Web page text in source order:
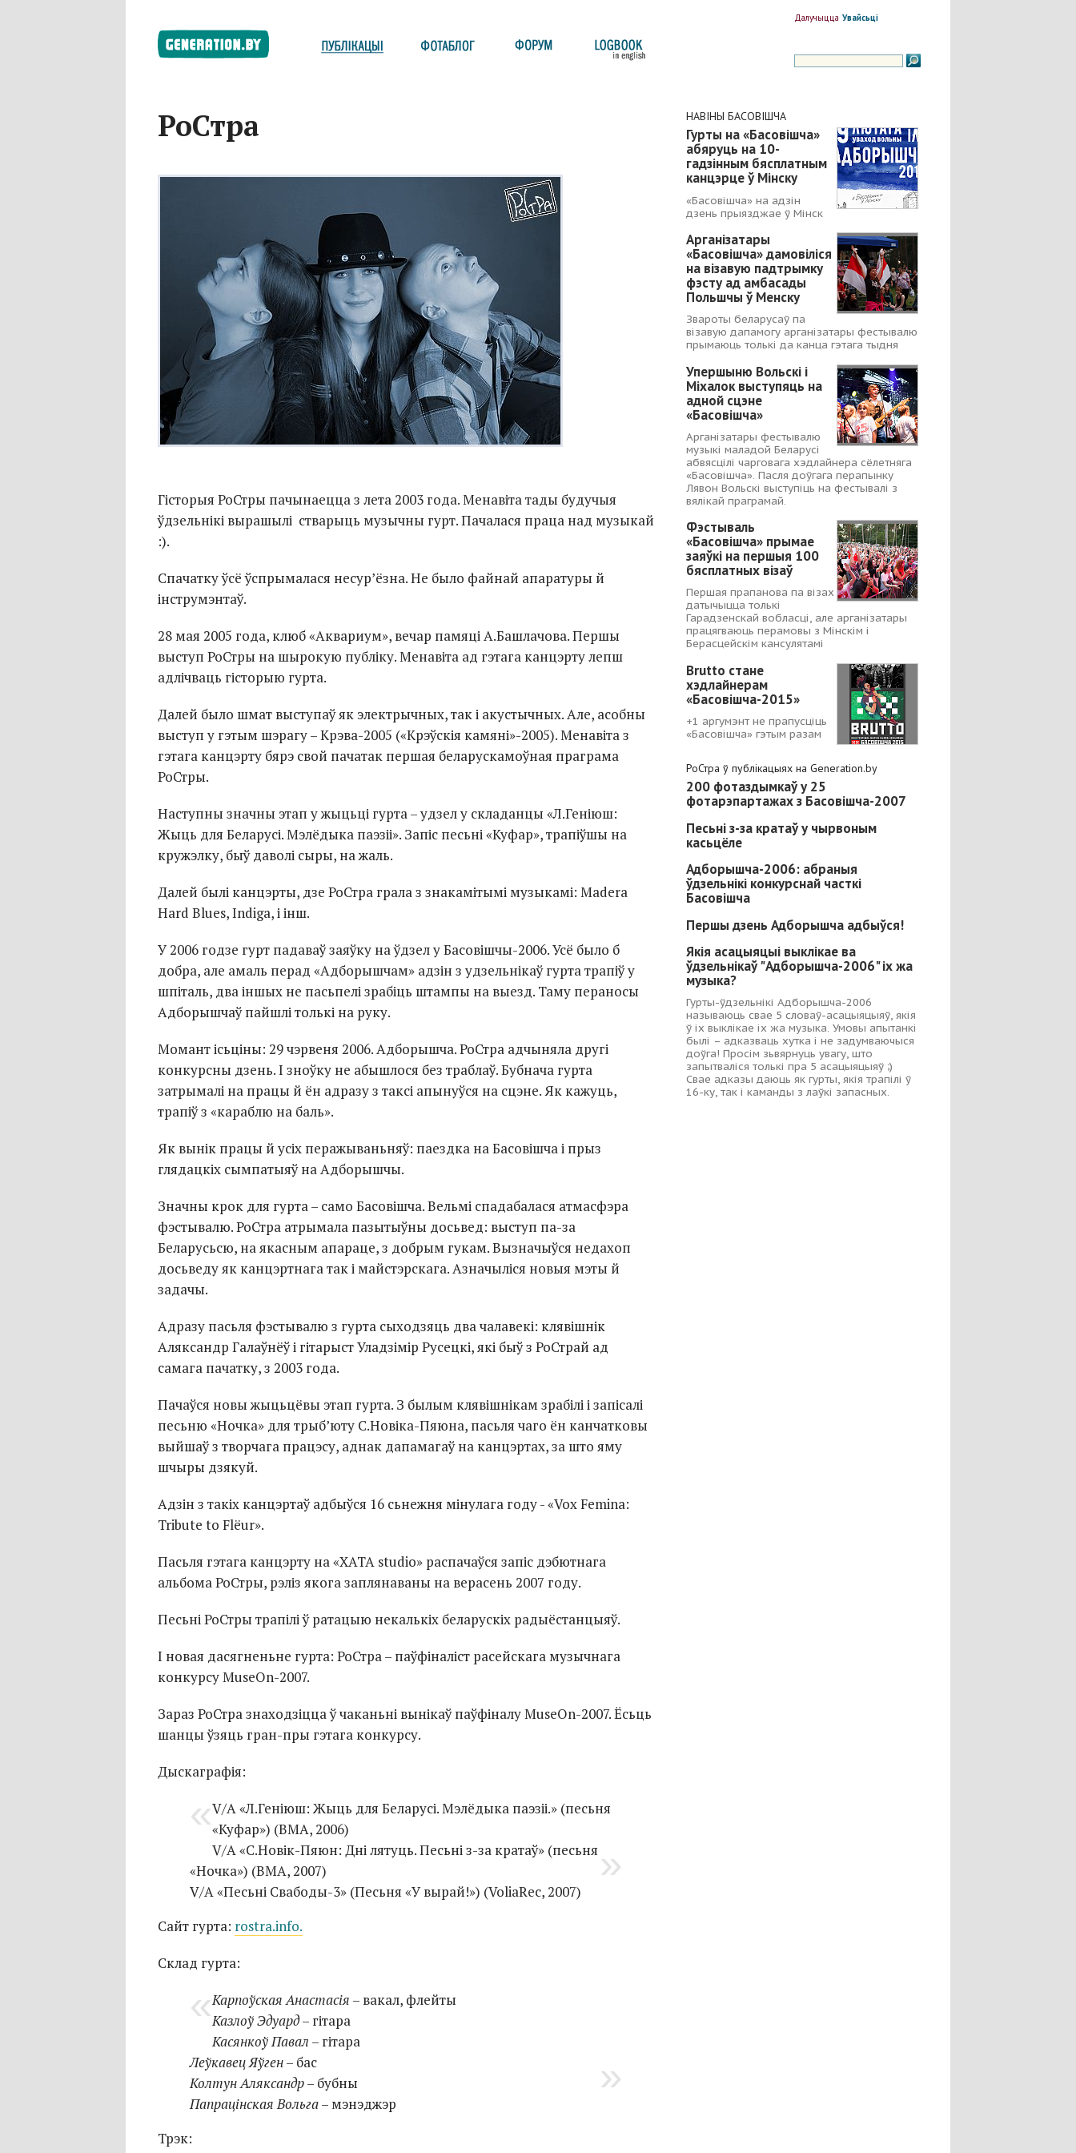
Далучыцца Увайсьці
РоСтра
Гісторыя РоСтры пачынаецца з лета 2003 года. Менавіта тады будучыя
ўдзельнікі вырашылі стварыць музычны гурт. Пачалася праца над музыкай
:).
Спачатку ўсё ўспрымалася несур’ёзна. Не было файнай апаратуры й
інструмэнтаў.
28 мая 2005 года, клюб «Аквариум», вечар памяці А.Башлачова. Першы
выступ РоСтры на шырокую публіку. Менавіта ад гэтага канцэрту лепш
адлічваць гісторыю гурта.
Далей было шмат выступаў як электрычных, так і акустычных. Але, асобны
выступ у гэтым шэрагу – Крэва-2005 («Крэўскія камяні»-2005). Менавіта з
гэтага канцэрту бярэ свой пачатак першая беларускамоўная праграма
РоСтры.
Наступны значны этап у жыцьці гурта – удзел у складанцы «Л.Геніюш:
Жыць для Беларусі. Мэлёдыка паэзіі». Запіс песьні «Куфар», трапіўшы на
кружэлку, быў даволі сыры, на жаль.
Далей былі канцэрты, дзе РоСтра грала з знакамітымі музыкамі: Madera
Hard Blues, Indiga, і інш.
У 2006 годзе гурт падаваў заяўку на ўдзел у Басовішчы-2006. Усё было б
добра, але амаль перад «Адборышчам» адзін з удзельнікаў гурта трапіў у
шпіталь, два іншых не пасьпелі зрабіць штампы на выезд. Таму пераносы
Адборышчаў пайшлі толькі на руку.
Момант ісьціны: 29 чэрвеня 2006. Адборышча. РоСтра адчыняла другі
конкурсны дзень. І зноўку не абышлося без траблаў. Бубнача гурта
затрымалі на працы й ён адразу з таксі апынуўся на сцэне. Як кажуць,
трапіў з «караблю на баль».
Як вынік працы й усіх перажываньняў: паездка на Басовішча і прыз
глядацкіх сымпатыяў на Адборышчы.
Значны крок для гурта – само Басовішча. Вельмі спадабалася атмасфэра
фэстывалю. РоСтра атрымала пазытыўны досьвед: выступ па-за
Беларусьсю, на якасным апараце, з добрым гукам. Вызначыўся недахоп
досьведу як канцэртнага так і майстэрскага. Азначыліся новыя мэты й
задачы.
Адразу пасьля фэстывалю з гурта сыходзяць два чалавекі: клявішнік
Аляксандр Галаўнёў і гітарыст Уладзімір Русецкі, які быў з РоСтрай ад
самага пачатку, з 2003 года.
Пачаўся новы жыцьцёвы этап гурта. З былым клявішнікам зрабілі і запісалі
песьню «Ночка» для трыб’юту С.Новіка-Пяюна, пасьля чаго ён канчатковы
выйшаў з творчага працэсу, аднак дапамагаў на канцэртах, за што яму
шчыры дзякуй.
Адзін з такіх канцэртаў адбыўся 16 сьнежня мінулага году - «Vox Femina:
Tribute to Flёur».
Пасьля гэтага канцэрту на «ХАТА studio» распачаўся запіс дэбютнага
альбома РоСтры, рэліз якога заплянаваны на верасень 2007 году.
Песьні РоСтры трапілі ў ратацыю некалькіх беларускіх радыёстанцыяў.
І новая дасягненьне гурта: РоСтра – паўфіналіст расейскага музычнага
конкурсу MuseOn-2007.
Зараз РоСтра знаходзіцца ў чаканьні вынікаў паўфіналу MuseOn-2007. Ёсьць
шанцы ўзяць гран-пры гэтага конкурсу.
Дыскаграфія:
V/A «Л.Геніюш: Жыць для Беларусі. Мэлёдыка паэзіі.» (песьня
«Куфар») (BMA, 2006)
V/A «С.Новік-Пяюн: Дні лятуць. Песьні з-за кратаў» (песьня
«Ночка») (BMA, 2007)
V/A «Песьні Свабоды-3» (Песьня «У вырай!») (VoliaRec, 2007)
Сайт гурта: rostra.info.
Склад гурта:
Карпоўская Анастасія – вакал, флейты
Казлоў Эдуард– гітара
Касянкоў Павал – гітара
Леўкавец Яўген– бас
Колтун Аляксандр– бубны
Папрацінская Вольга– мэнэджэр
Трэк:
НАВІНЫ БАСОВІШЧА
Гурты на «Басовішча»
абяруць на 10-
гадзінным бясплатным
канцэрце ў Мінску
«Басовішча» на адзін
дзень прыязджае ў Мінск
Арганізатары
«Басовішча» дамовіліся
на візавую падтрымку
фэсту ад амбасады
Польшчы ў Менску
Звароты беларусаў па
візавую дапамогу арганізатары фестывалю
прымаюць толькі да канца гэтага тыдня
Упершыню Вольскі і
Міхалок выступяць на
адной сцэне
«Басовішча»
Арганізатары фестывалю
музыкі маладой Беларусі
абвясцілі чарговага хэдлайнера сёлетняга
«Басовішча». Пасля доўгага перапынку
Лявон Вольскі выступіць на фестывалі з
вялікай праграмай.
Фэстываль
«Басовішча» прымае
заяўкі на першыя 100
бясплатных візаў
Першая прапанова па візах
датычыцца толькі
Гарадзенскай вобласці, але арганізатары
працягваюць перамовы з Мінскім і
Берасцейскім кансулятамі
Brutto стане
хэдлайнерам
«Басовішча-2015»
+1 аргумэнт не прапусціць
«Басовішча» гэтым разам
РоСтра ў публікацыях на Generation.by
200 фотаздымкаў у 25
фотарэпартажах з Басовішча-2007
Песьні з-за кратаў у чырвоным
касьцёле
Адборышча-2006: абраныя
ўдзельнікі конкурснай часткі
Басовішча
Першы дзень Адборышча адбыўся!
Якія асацыяцыі выклікае ва
ўдзельнікаў "Адборышча-2006" іх жа
музыка?
Гурты-ўдзельнікі Адборышча-2006
называюць свае 5 словаў-асацыяцыяў, якія
ў іх выклікае іх жа музыка. Умовы апытанкі
былі – адказваць хутка і не задумваючыся
доўга! Просім зьвярнуць увагу, што
запытваліся толькі пра 5 асацыяцыяў ;)
Свае адказы даюць як гурты, якія трапілі ў
16-ку, так і каманды з лаўкі запасных.